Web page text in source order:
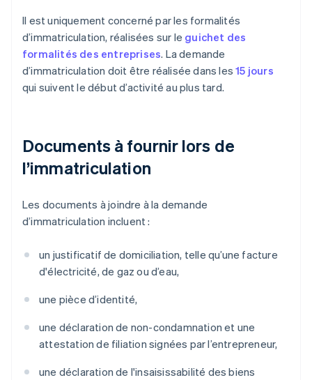
Il est uniquement concerné par les formalités
d’immatriculation, réalisées sur le guichet des
formalités des entreprises. La demande
d’immatriculation doit être réalisée dans les15 jours
qui suivent le début d’activité au plus tard.
Documents à fournir lors de
l’immatriculation
Les documents à joindre à la demande
d’immatriculation incluent :
un justificatif de domiciliation, telle qu’une facture
d'électricité, de gaz ou d’eau,
une pièce d’identité,
une déclaration de non-condamnation et une
attestation de filiation signées par l’entrepreneur,
une déclaration de l'insaisissabilité des biens